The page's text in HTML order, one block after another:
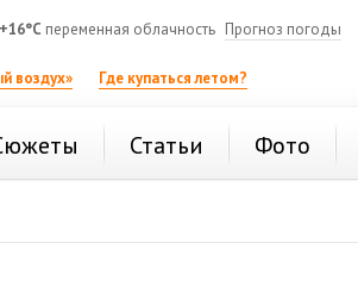
+16°C переменная облачность Прогноз погоды
воздух» Где купаться летом?
Статьи Фото